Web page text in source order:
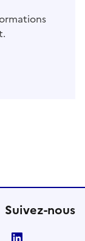
Suivez-nous